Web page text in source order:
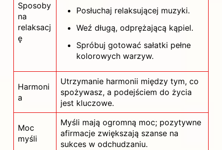
Sposoby
na
relaksacj
ę
Posłuchaj relaksującej muzyki.
Weź długą, odprężającą kąpiel.
Spróbuj gotować sałatki pełne
kolorowych warzyw.
Harmoni
a
Utrzymanie harmonii między tym, co
spożywasz, a podejściem do życia
jest kluczowe.
Moc
myśli
Myśli mają ogromną moc; pozytywne
afirmacje zwiększają szanse na
sukces w odchudzaniu.